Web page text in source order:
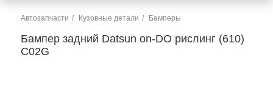
Автозапчасти Кузовные детали Бамперы
Бампер задний Datsun on-DO рислинг (610)
C02G